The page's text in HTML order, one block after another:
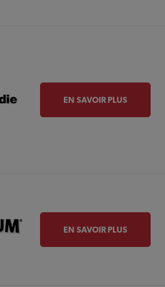
EN SAVOIR PLUS
EN SAVOIR PLUS